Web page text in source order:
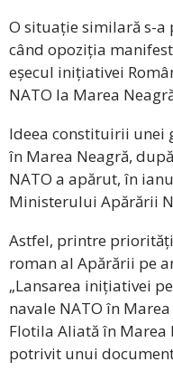
O situație similară s-a
când opoziția
eșecul inițiativei
NATO la Marea
Ideea constituirii unei
în Marea Neagră,
NATO a apărut, în
Ministerului Apărării
Astfel, printre
roman al Apărării pe
„Lansarea inițiativei
navale NATO în
Flotila Aliată în Marea
potrivit unui